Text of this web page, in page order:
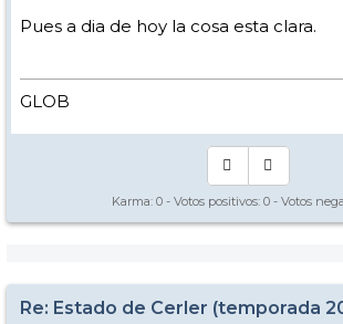
Pues a dia de hoy la cosa esta clara.
GLOB
Karma: 0 - Votos positivos: 0 - Votos
Re: Estado de Cerler (temporada